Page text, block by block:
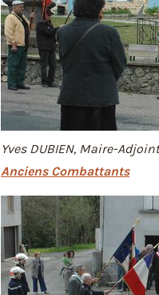
Yves DUBIEN, Maire-
Anciens Combattants